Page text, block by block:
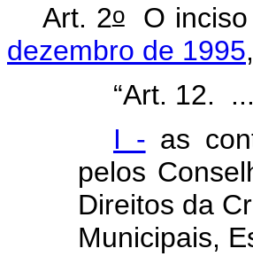
Art. 2oO inciso
dezembro de 1995
“Art. 12.
I - as
pelos
Direitos da
Municipais,